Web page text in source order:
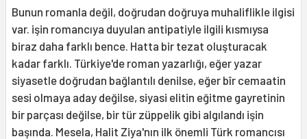
Bunun romanla değil, doğrudan doğruya muhaliflikle ilgisi
var. işin romancıya duyulan antipatiyle ilgili kısmıysa
biraz daha farklı bence. Hatta bir tezat oluşturacak
kadar farklı. Türkiye'de roman yazarlığı, eğer yazar
siyasetle doğrudan bağlantılı denilse, eğer bîr cemaatin
sesi olmaya aday değilse, siyasi elitin eğitme gayretinin
bir parçası değilse, bir tür züppelik gibi algılandı işin
başında. Mesela, Halit Ziya'nın ilk önemli Türk romancısı